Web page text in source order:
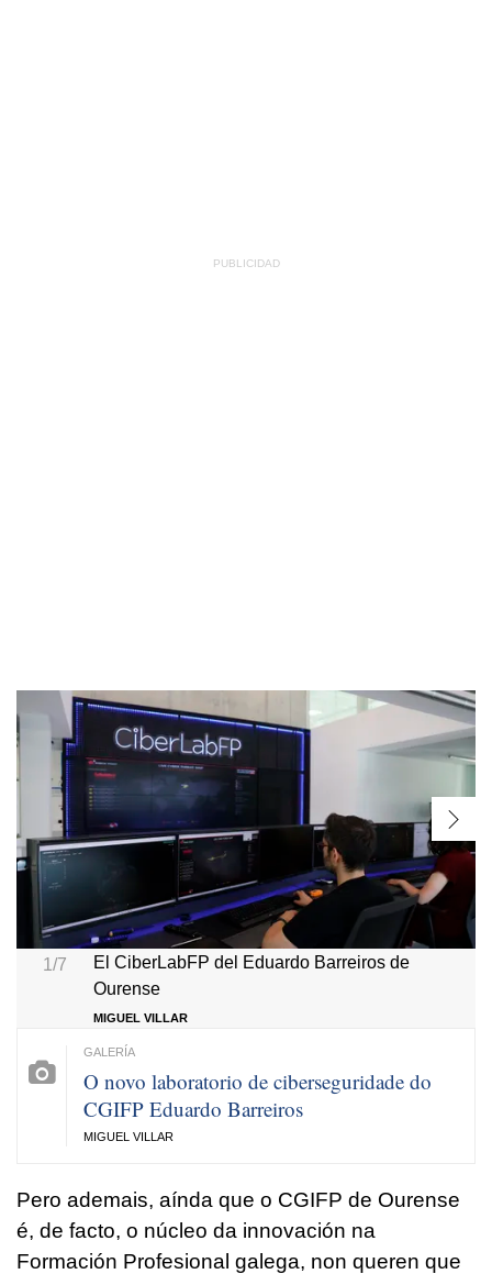
1/7
El CiberLabFP del Eduardo Barreiros de
Ourense
MIGUEL VILLAR
O novo laboratorio de ciberseguridade do
CGIFP Eduardo Barreiros
MIGUEL VILLAR
Pero ademais, aínda que o CGIFP de Ourense
é, de facto, o núcleo da innovación na
Formación Profesional galega, non queren que